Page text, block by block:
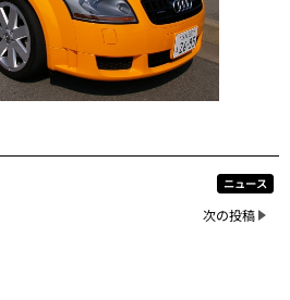
ニュース
次の投稿